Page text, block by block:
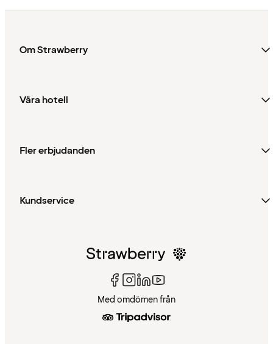
Om Strawberry
Våra hotell
Fler erbjudanden
Kundservice
Med omdömen från